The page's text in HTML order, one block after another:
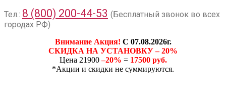
Тел.: 8 (800) 200-44-53 (Бесплатный звонок во всех
городах РФ)
Внимание Акция! С 07.08.2026г.
СКИДКА НА УСТАНОВКУ – 20%
Цена 21900–20% = 17500 руб.
*Акции и скидки не суммируются.